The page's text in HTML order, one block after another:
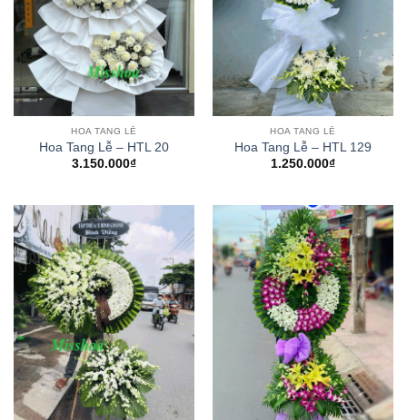
HOA TANG LỄ
Hoa Tang Lễ – HTL 20
3.150.000₫
HOA TANG LỄ
Hoa Tang Lễ – HTL 129
1.250.000₫